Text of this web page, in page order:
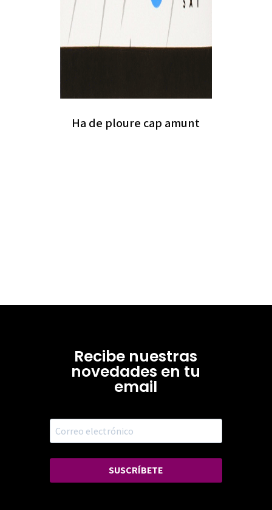
Ha de ploure cap amunt
Recibe nuestras
novedades en tu
email
SUSCRÍBETE